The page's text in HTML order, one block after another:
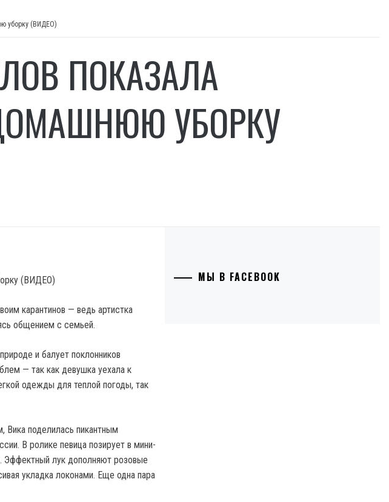
уборку (ВИДЕО)
ПОКАЗАЛА
УБОРКУ
карантинов — ведь артистка
общением с семьей.
и балует поклонников
— так как девушка уехала к
одежды для теплой погоды, так
Вика поделилась пикантным
В ролике певица позирует в мини-
Эффектный лук дополняют розовые
укладка локонами. Еще одна пара
МЫ В FACEBOOK